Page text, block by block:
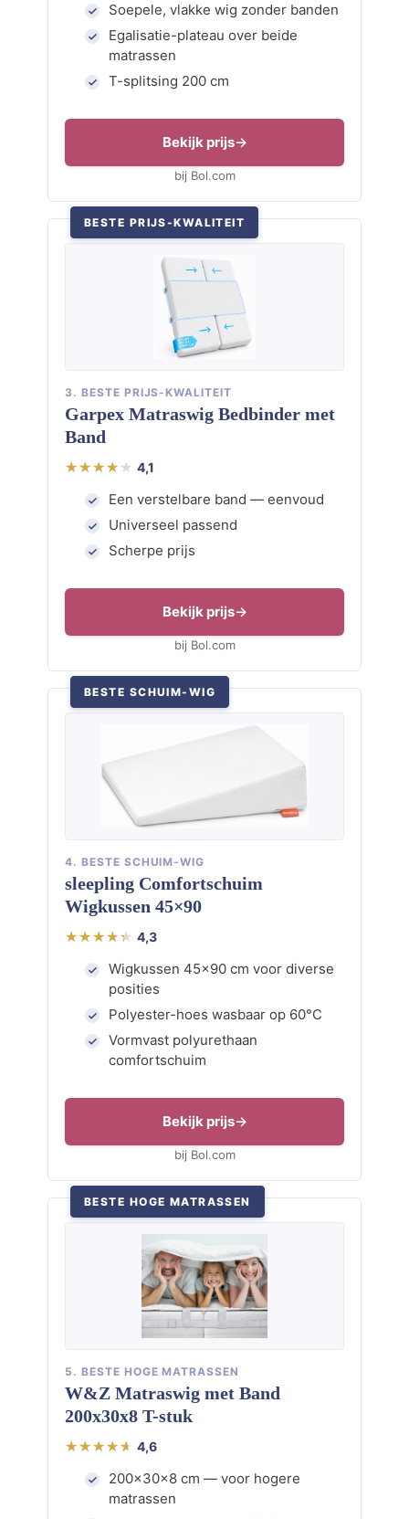
Soepele, vlakke wig zonder banden
Egalisatie-plateau over beide
matrassen
T-splitsing 200 cm
Bekijk prijs
bij Bol.com
BESTE PRIJS-KWALITEIT
3. BESTE PRIJS-KWALITEIT
Garpex Matraswig Bedbinder met
Band
4,1
Een verstelbare band — eenvoud
Universeel passend
Scherpe prijs
Bekijk prijs
bij Bol.com
BESTE SCHUIM-WIG
4. BESTE SCHUIM-WIG
sleepling Comfortschuim
Wigkussen 45×90
4,3
Wigkussen 45×90 cm voor diverse
posities
Polyester-hoes wasbaar op 60°C
Vormvast polyurethaan
comfortschuim
Bekijk prijs
bij Bol.com
BESTE HOGE MATRASSEN
5. BESTE HOGE MATRASSEN
W&Z Matraswig met Band
200x30x8 T-stuk
4,6
200x30x8 cm — voor hogere
matrassen